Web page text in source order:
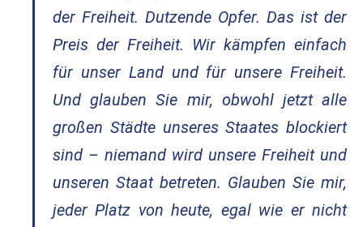
der Freiheit. Dutzende Opfer. Das ist der
Preis der Freiheit. Wir kämpfen einfach
für unser Land und für unsere Freiheit.
Und glauben Sie mir, obwohl jetzt alle
großen Städte unseres Staates blockiert
sind – niemand wird unsere Freiheit und
unseren Staat betreten. Glauben Sie mir,
jeder Platz von heute, egal wie er nicht